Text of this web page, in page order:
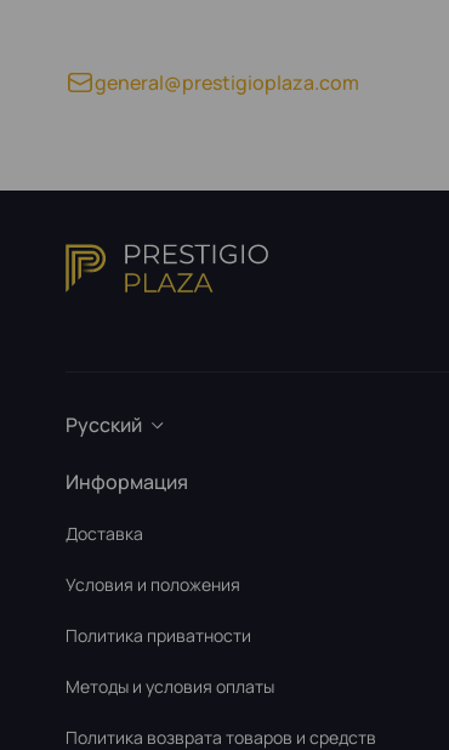
general@prestigioplaza.com
Русский
Информация
Доставка
Условия и положения
Политика приватности
Методы и условия оплаты
Политика возврата товаров и средств